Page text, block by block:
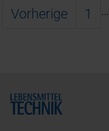
Vorherige 1 …
Home